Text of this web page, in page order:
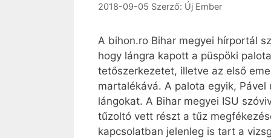
2018-09-05 Szerző: Új Ember
A bihon.ro Bihar megyei hírportál
hogy lángra kapott a püspöki
tetőszerkezetet, illetve az első
martalékává. A palota egyik,
lángokat. A Bihar megyei ISU
tűzoltó vett részt a tűz
kapcsolatban jelenleg is tart a